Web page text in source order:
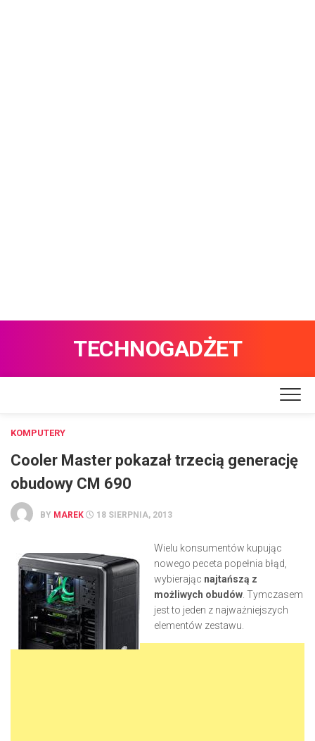
TECHNOGADŻET
KOMPUTERY
Cooler Master pokazał trzecią generację
obudowy CM 690
BY MAREK 18 SIERPNIA, 2013
Wielu konsumentów kupując
nowego peceta popełnia błąd,
wybierając najtańszą z
możliwych obudów . Tymczasem
jest to jeden z najważniejszych
elementów zestawu.